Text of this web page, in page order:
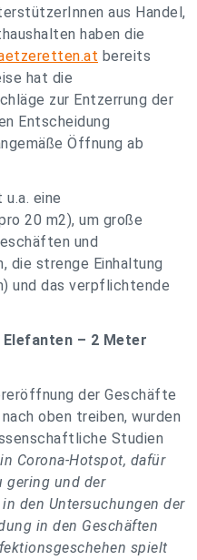
aus Handel,
haben die
bereits
hat die
zur Entzerrung der
Entscheidung
Öffnung ab
eine
20 m2), um große
und
die strenge Einhaltung
und das verpflichtende
– 2 Meter
der Geschäfte
oben treiben, wurden
Studien
Corona-Hotspot, dafür
gering und der
den Untersuchungen der
in den Geschäften
spielt